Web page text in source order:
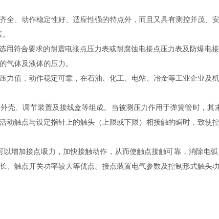
全、动作稳定性好、适应性强的特点外，而且又具有测控并茂、
用符合要求的耐震电接点压力表或耐腐蚀电接点压力表及防爆电
气体及液体的压力。
力值，动作稳定可靠，在石油、化工、电站、冶金等工业企业及
壳、调节装置及接线盒等组成。当被测压力作用于弹簧管时，其
动触点与设定指针上的触头（上限或下限）相接触的瞬时，致使
增加接点吸力，加快接触动作，从而使触点接触可靠，消除电
、触点开关功率较大等优点。接点装置电气参数及控制形式触头